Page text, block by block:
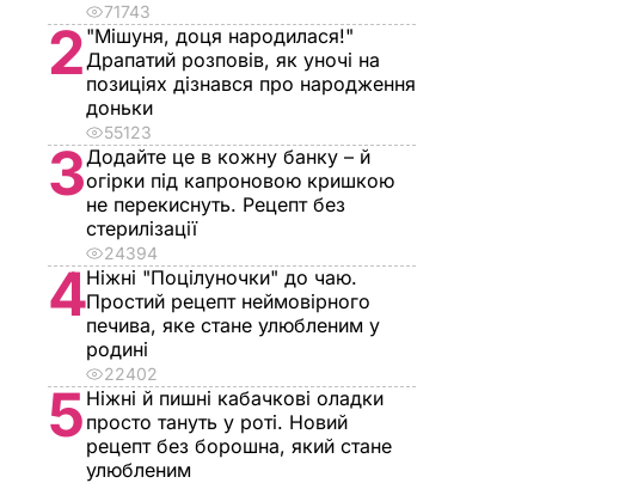
71743
2 "Мішуня, доця народилася!"
Драпатий розповів, як уночі на
позиціях дізнався про народження
доньки
55123
3Додайте це в кожну банку – й
огірки під капроновою кришкою
не перекиснуть. Рецепт без
стерилізації
24394
4Ніжні "Поцілуночки" до чаю.
Простий рецепт неймовірного
печива, яке стане улюбленим у
родині
22402
5 Ніжні й пишні кабачкові оладки
просто тануть у роті. Новий
рецепт без борошна, який стане
улюбленим